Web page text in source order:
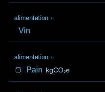
alimentation ›
Vin
alimentation ›
🍞 Pain kgCO₂e